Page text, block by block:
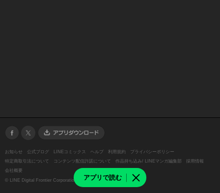
アプリで読む
お知らせ 公式ブログ LINEコミックス ヘルプ 利用規約
プライバシーポリシー
特定商取引法について
コンテンツ配信許諾について 作品持ち込み/ LINEマンガ編集部
採用情報
会社概要
© LINE Digital Frontier Corporation